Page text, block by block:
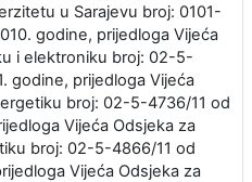
u Sarajevu broj: 0101-
godine, prijedloga Vijeća
i elektroniku broj: 02-5-
godine, prijedloga Vijeća
broj: 02-5-4736/11 od
Vijeća Odsjeka za
broj: 02-5-4866/11 od
Vijeća Odsjeka za